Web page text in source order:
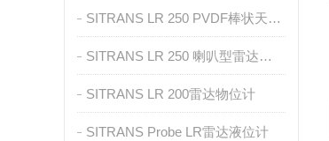
SITRANS LR 250 PVDF棒状天线雷达物位计
SITRANS LR 250 喇叭型雷达物位计
SITRANS LR 200雷达物位计
SITRANS Probe LR雷达液位计